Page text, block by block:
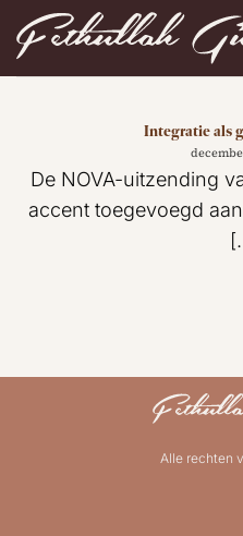
naar
inhoud
Integratie als
De NOVA-uitzending
accent toegevoegd
Alle rechten